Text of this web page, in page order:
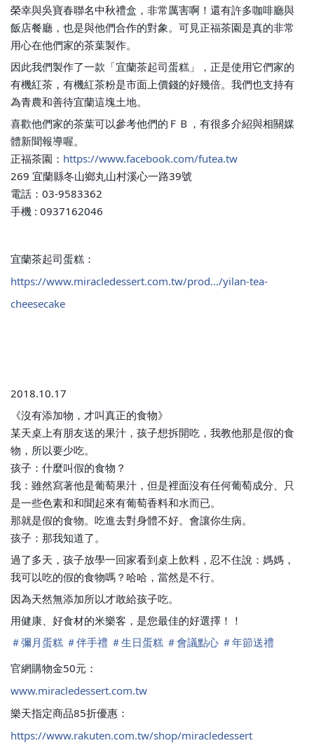
榮幸與吳寶春聯名中秋禮盒，非常厲害啊！還有許多咖啡廳與
飯店餐廳，也是與他們合作的對象。可見正福茶園是真的非常
用心在他們家的茶葉製作。
因此我們製作了一款「宜蘭茶起司蛋糕」，正是使用它們家的
有機紅茶，有機紅茶粉是市面上價錢的好幾倍。我們也支持有
為青農和善待宜蘭這塊土地。
喜歡他們家的茶葉可以參考他們的ＦＢ，有很多介紹與相關媒
體新聞報導喔。
正福茶園： https://www.facebook.com/futea.tw
269 宜蘭縣冬山鄉丸山村溪心一路39號
電話：03-9583362
手機 : 0937162046
宜蘭茶起司蛋糕：
https://www.miracledessert.com.tw/prod…/yilan-tea-
cheesecake
2018.10.17
《沒有添加物，才叫真正的食物》
某天桌上有朋友送的果汁，孩子想拆開吃，我教他那是假的食
物，所以要少吃。
孩子：什麼叫假的食物？
我：雖然寫著他是葡萄果汁，但是裡面沒有任何葡萄成分、只
是一些色素和和聞起來有葡萄香料和水而已。
那就是假的食物。吃進去對身體不好。會讓你生病。
孩子：那我知道了。
過了多天，孩子放學一回家看到桌上飲料，忍不住說：媽媽，
我可以吃的假的食物嗎？哈哈，當然是不行。
因為天然無添加所以才敢給孩子吃。
用健康、好食材的米樂客，是您最佳的好選擇！！
＃彌月蛋糕 ＃伴手禮 ＃生日蛋糕 ＃會議點心 ＃年節送禮
官網購物金50元：
www.miracledessert.com.tw
樂天指定商品85折優惠：
https://www.rakuten.com.tw/shop/miracledessert